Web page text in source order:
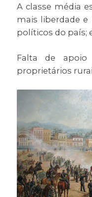
A classe média
mais liberdade
políticos do país;
Falta de
proprietários